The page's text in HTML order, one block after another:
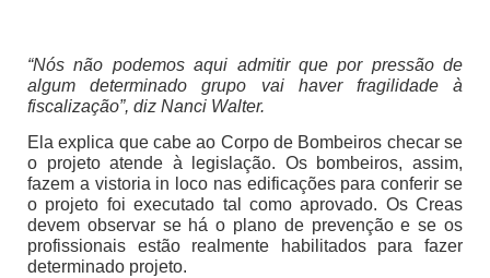
“Nós não podemos aqui admitir que por pressão de
algum determinado grupo vai haver fragilidade à
fiscalização”, diz Nanci Walter.
Ela explica que cabe ao Corpo de Bombeiros checar se
o projeto atende à legislação. Os bombeiros, assim,
fazem a vistoria in loco nas edificações para conferir se
o projeto foi executado tal como aprovado. Os Creas
devem observar se há o plano de prevenção e se os
profissionais estão realmente habilitados para fazer
determinado projeto.